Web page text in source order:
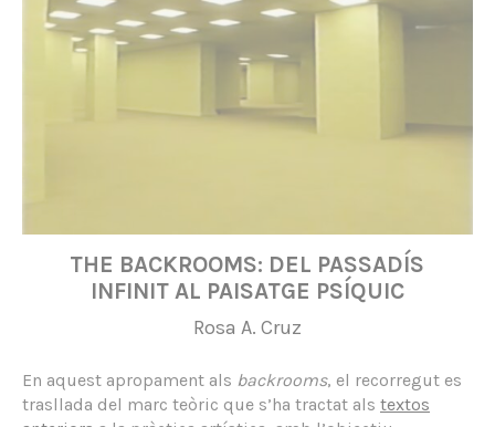
THE BACKROOMS: DEL PASSADÍS
INFINIT AL PAISATGE PSÍQUIC
Rosa A. Cruz
En aquest apropament als backrooms, el recorregut es
trasllada del marc teòric que s’ha tractat als textos